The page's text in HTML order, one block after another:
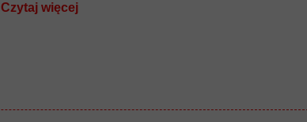
Czytaj więcej